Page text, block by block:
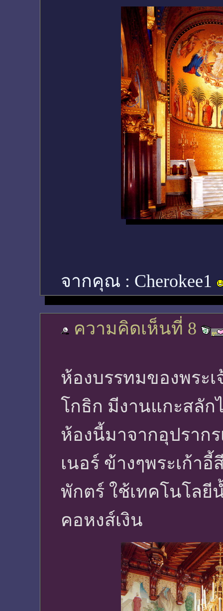
จากคุณ : Cherokee1
ความคิดเห็นที่ 8
ห้องบรรทมของพระ
โกธิก มีงานแกะสลัก
ห้องนี้มาจากอุปรากร
เนอร์ ข้างๆพระเก้า
พักตร์ ใช้เทคโนโล
คอหงส์เงิน